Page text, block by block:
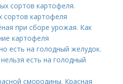
сортов картофеля.
сортов картофеля
при сборе урожая. Как
картофеля
есть на голодный желудок.
есть на голодный
смородины. Красная